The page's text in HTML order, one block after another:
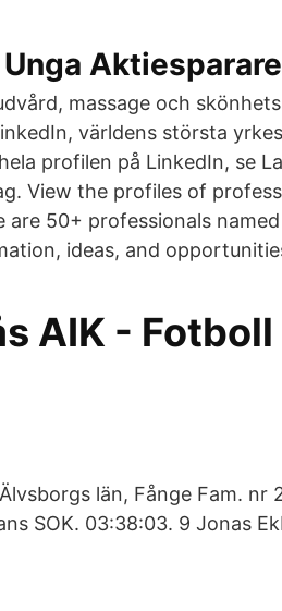
Aktiesparare
massage och
världens största
profilen på LinkedIn, se
View the profiles of
are 50+ professionals
ideas, and
AIK -
län, Fånge Fam. nr
SOK. 03:38:03. 9 Jonas